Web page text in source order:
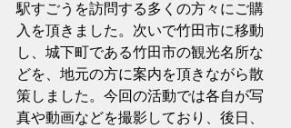
駅すごうを訪問する多くの方々にご購
入を頂きました。次いで竹田市に移動
し、城下町である竹田市の観光名所な
どを、地元の方に案内を頂きながら散
策しました。今回の活動では各自が写
真や動画などを撮影しており、後日、